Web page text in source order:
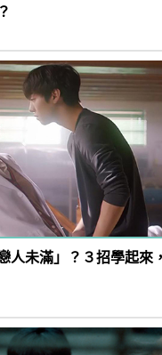
人未滿」？３招學起來